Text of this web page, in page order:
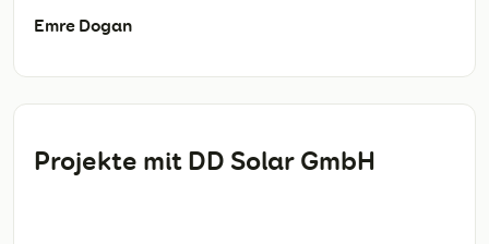
Projekte mit DD Solar GmbH
Emre Dogan